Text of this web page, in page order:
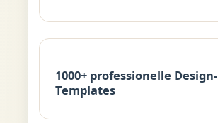
1000+ professionelle Design-
Templates